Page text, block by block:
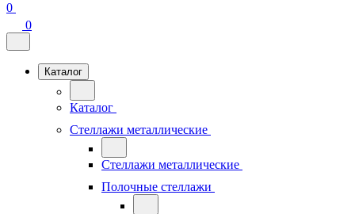
0
0
Каталог
Каталог
Стеллажи металлические
Стеллажи металлические
Полочные стеллажи